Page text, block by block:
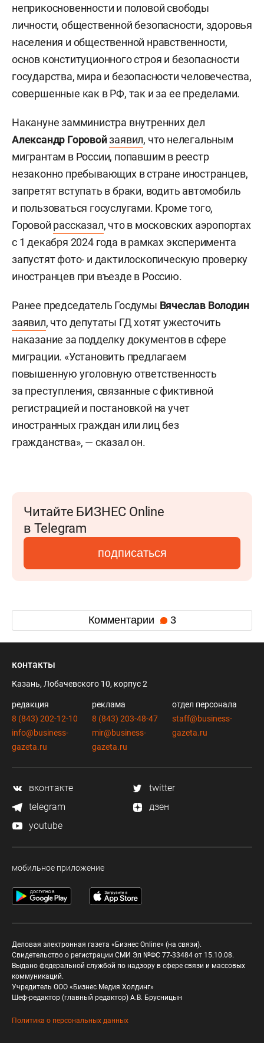
неприкосновенности и половой свободы
личности, общественной безопасности, здоровья
населения и общественной нравственности,
основ конституционного строя и безопасности
государства, мира и безопасности человечества,
совершенные как в РФ, так и за ее пределами.
Накануне замминистра внутренних дел
Александр Горовойзаявил, что нелегальным
мигрантам в России, попавшим в реестр
незаконно пребывающих в стране иностранцев,
запретят вступать в браки, водить автомобиль
и пользоваться госуслугами. Кроме того,
Горовой рассказал, что в московских аэропортах
с 1 декабря 2024 года в рамках эксперимента
запустят фото- и дактилоскопическую проверку
иностранцев при въезде в Россию.
Ранее председатель Госдумы Вячеслав Володин
заявил, что депутаты ГД хотят ужесточить
наказание за подделку документов в сфере
миграции. «Установить предлагаем
повышенную уголовную ответственность
за преступления, связанные с фиктивной
регистрацией и постановкой на учет
иностранных граждан или лиц без
гражданства», — сказал он.
Читайте БИЗНЕС Online
в Telegram
подписаться
Комментарии 3
контакты
Казань, Лобачевского 10, корпус 2
редакция
8 (843) 202-12-10
info@business-
gazeta.ru
реклама
8 (843) 203-48-47
mir@business-
gazeta.ru
отдел персонала
staff@business-
gazeta.ru
вконтакте
twitter
telegram
дзен
youtube
мобильное приложение
Деловая электронная газета «Бизнес Online» (на связи).
Свидетельство о регистрации СМИ Эл №ФС 77-33484 от 15.10.08.
Выдано федеральной службой по надзору в сфере связи и массовых
коммуникаций.
Учредитель ООО «Бизнес Медия Холдинг»
Шеф-редактор (главный редактор) А.В. Брусницын
Политика о персональных данных